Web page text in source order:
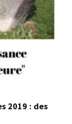
2019 : des